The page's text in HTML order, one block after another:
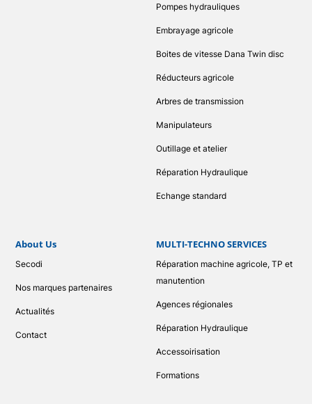
Pompes hydrauliques
Embrayage agricole
Boites de vitesse Dana Twin disc
Réducteurs agricole
Arbres de transmission
Manipulateurs
Outillage et atelier
Réparation Hydraulique
Echange standard
About Us
Secodi
Nos marques partenaires
Actualités
Contact
MULTI-TECHNO SERVICES
Réparation machine agricole, TP et
manutention
Agences régionales
Réparation Hydraulique
Accessoirisation
Formations